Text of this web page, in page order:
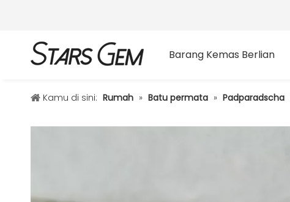
Barang Kemas Berlian
Kamu di sini: Rumah » Batu permata » Padparadscha